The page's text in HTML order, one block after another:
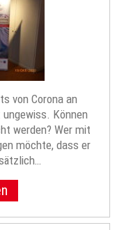
von Corona an
Können
werden? Wer mit
möchte, dass er